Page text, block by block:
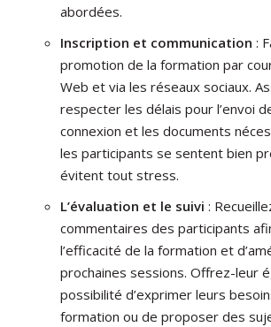
abordées.
Inscription et communication :
promotion de la formation par
Web et via les réseaux sociaux.
respecter les délais pour l’envoi
connexion et les documents
les participants se sentent bien
évitent tout stress.
L’évaluation et le suivi :
commentaires des participants
l’efficacité de la formation et
prochaines sessions. Offrez-leur
possibilité d’exprimer leurs
formation ou de proposer des